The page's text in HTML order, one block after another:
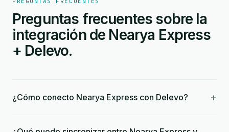
Preguntas frecuentes sobre la
integración de Nearya Express
+ Delevo.
¿Cómo conecto Nearya Express con Delevo? +